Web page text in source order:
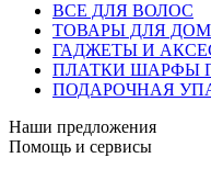
ВСЕ ДЛЯ ВОЛОС
ТОВАРЫ ДЛЯ
ГАДЖЕТЫ И
ПЛАТКИ ШАРФЫ
ПОДАРОЧНАЯ
Наши предложения
Помощь и сервисы